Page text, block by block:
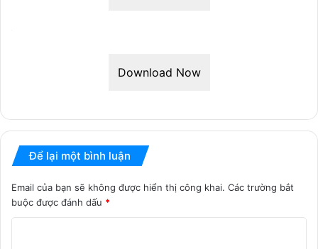
Download Now
Để lại một bình luận
Email của bạn sẽ không được hiển thị công khai. Các trường bắt
buộc được đánh dấu *